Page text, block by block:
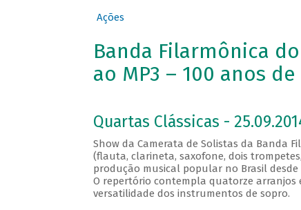
Ações
Banda Filarmônica
ao MP3 – 100 anos
Quartas Clássicas -
Show da Camerata de Solistas da Banda
(flauta, clarineta, saxofone, dois
produção musical popular no Brasil desde
O repertório contempla quatorze arranjos
versatilidade dos instrumentos de sopro.